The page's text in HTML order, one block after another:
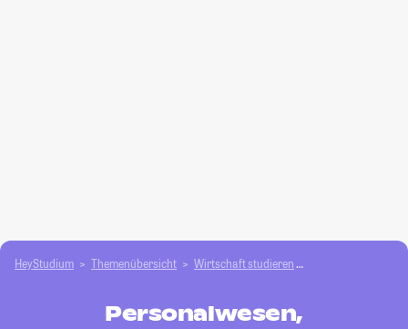
HeyStudium Themenübersicht Wirtschaft studieren
Personalwesen,